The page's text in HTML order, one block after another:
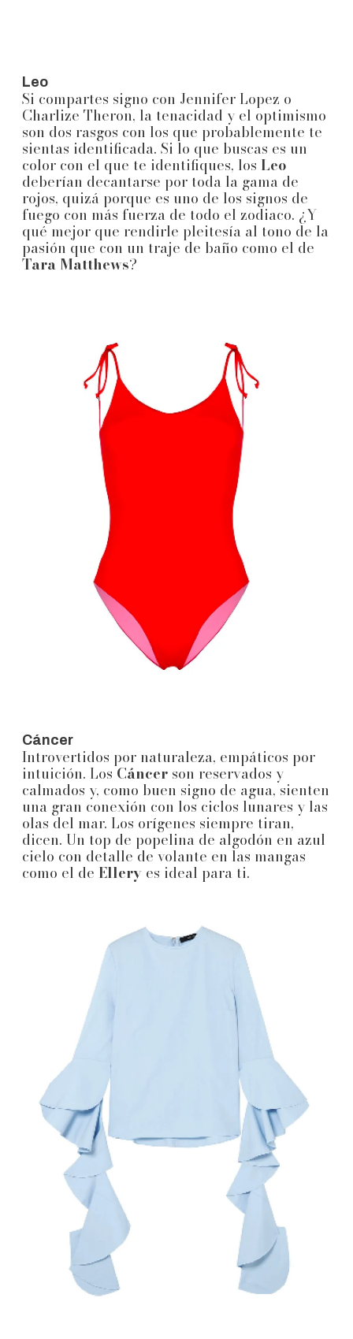
Leo
Si compartes signo con Jennifer Lopez o
Charlize Theron, la tenacidad y el optimismo
son dos rasgos con los que probablemente te
sientas identificada. Si lo que buscas es un
color con el que te identifiques, los Leo
deberían decantarse por toda la gama de
rojos, quizá porque es uno de los signos de
fuego con más fuerza de todo el zodiaco. ¿Y
qué mejor que rendirle pleitesía al tono de la
pasión que con un traje de baño como el de
Tara Matthews?
Cáncer
Introvertidos por naturaleza, empáticos por
intuición. Los Cáncer son reservados y
calmados y, como buen signo de agua, sienten
una gran conexión con los ciclos lunares y las
olas del mar. Los orígenes siempre tiran,
dicen. Un top de popelina de algodón en azul
cielo con detalle de volante en las mangas
como el de Ellery es ideal para ti.